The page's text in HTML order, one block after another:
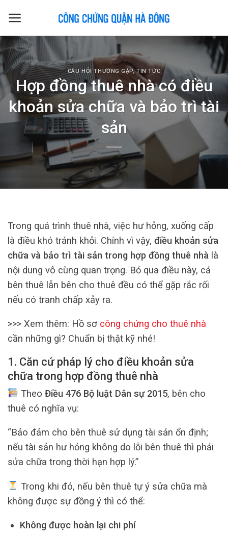
CÂU HỎI THƯỜNG GẶP,TIN TỨC
Hợp đồng thuê nhà có điều
khoản sửa chữa và bảo trì tài
sản
Trong quá trình thuê nhà, việc hư hỏng, xuống cấp
là điều khó tránh khỏi. Chính vì vậy, điều khoản sửa
chữa và bảo trì tài sản trong hợp đồng thuê nhà là
nội dung vô cùng quan trọng. Bỏ qua điều này, cả
bên thuê lẫn bên cho thuê đều có thể gặp rắc rối
nếu có tranh chấp xảy ra.
>>> Xem thêm: Hồ sơ công chứng cho thuê nhà
cần những gì? Chuẩn bị thật kỹ nhé!
1. Căn cứ pháp lý cho điều khoản sửa
chữa trong hợp đồng thuê nhà
Theo Điều 476 Bộ luật Dân sự 2015, bên cho
thuê có nghĩa vụ:
“Bảo đảm cho bên thuê sử dụng tài sản ổn định;
nếu tài sản hư hỏng không do lỗi bên thuê thì phải
sửa chữa trong thời hạn hợp lý.”
Trong khi đó, nếu bên thuê tự ý sửa chữa mà
không được sự đồng ý thì có thể:
Không được hoàn lại chi phí